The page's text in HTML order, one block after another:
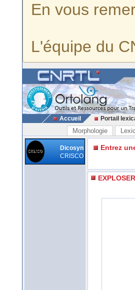
En vous
L'équipe du
Accueil Portail
Morphologie
Dicosyn
CRISCO
Entrez
EXPLOSER